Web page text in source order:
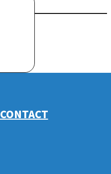
CONTACT